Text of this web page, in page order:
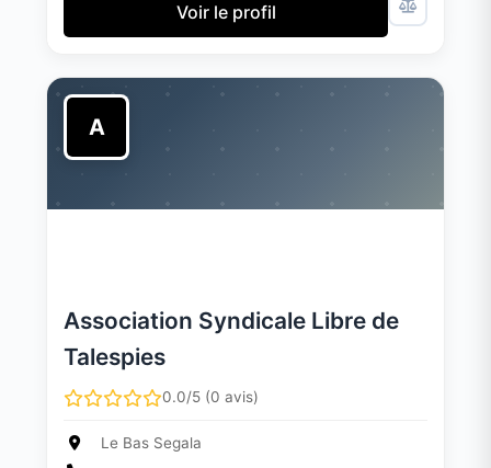
Voir le profil
A
Association Syndicale Libre de
Talespies
0.0/5 (0 avis)
Le Bas Segala